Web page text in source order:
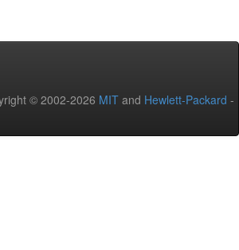
© 2002-2026 MIT and Hewlett-Packard -